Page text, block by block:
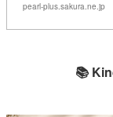
pearl-plus.sakura.ne.jp
📚